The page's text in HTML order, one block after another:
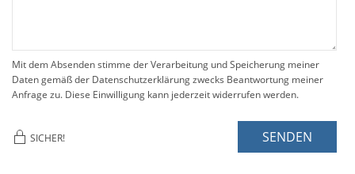
Mit dem Absenden stimme der Verarbeitung und Speicherung meiner
Daten gemäß der Datenschutzerklärung zwecks Beantwortung meiner
Anfrage zu. Diese Einwilligung kann jederzeit widerrufen werden.
SICHER! SENDEN